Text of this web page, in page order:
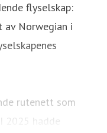
flyselskap:
av Norwegian i
rutenett som
hadde